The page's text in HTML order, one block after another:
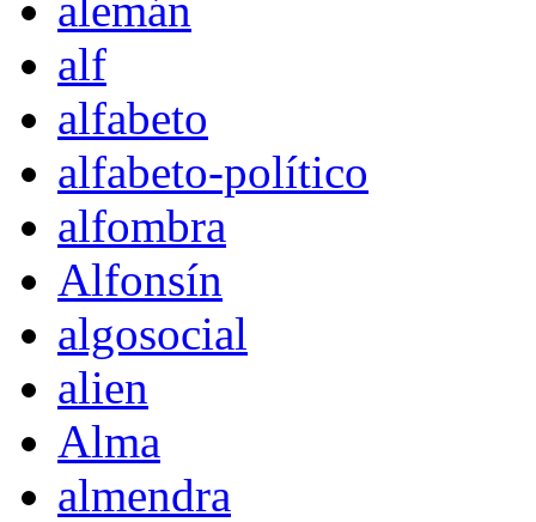
alemán
alf
alfabeto
alfabeto-político
alfombra
Alfonsín
algosocial
alien
Alma
almendra